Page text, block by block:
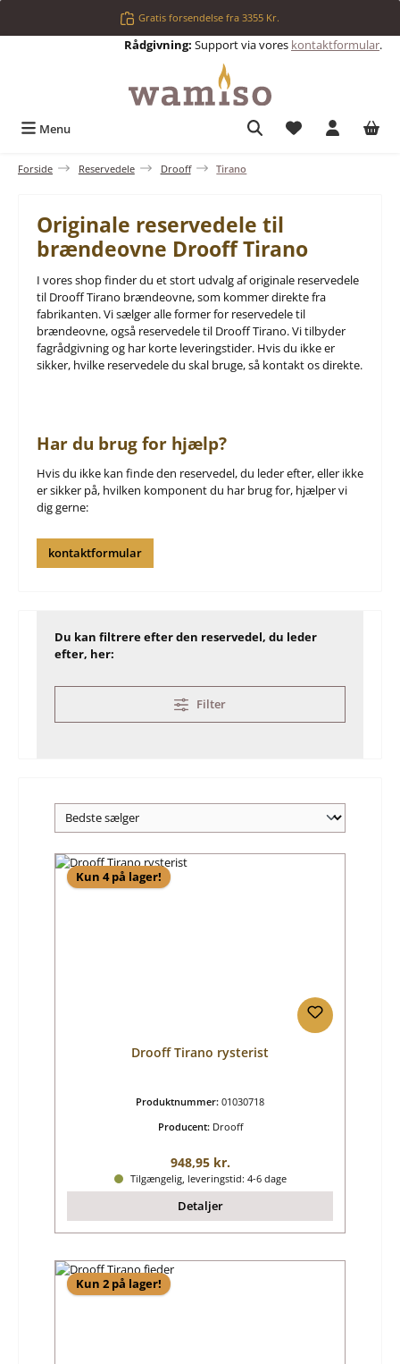
Gratis forsendelse fra 3355 Kr.
Rådgivning: Support via vores kontaktformular.
Menu Du har 0
Forside Reservedele Drooff Tirano
Originale reservedele til
brændeovne Drooff Tirano
I vores shop finder du et stort udvalg af originale reservedele
til Drooff Tirano brændeovne, som kommer direkte fra
fabrikanten. Vi sælger alle former for reservedele til
brændeovne, også reservedele til Drooff Tirano. Vi tilbyder
fagrådgivning og har korte leveringstider. Hvis du ikke er
sikker, hvilke reservedele du skal bruge, så kontakt os direkte.
Har du brug for hjælp?
Hvis du ikke kan finde den reservedel, du leder efter, eller ikke
er sikker på, hvilken komponent du har brug for, hjælper vi
dig gerne:
kontaktformular
Du kan filtrere efter den reservedel, du leder
efter, her:
Filter
Kun 4 på lager!
Drooff Tirano rysterist
Produktnummer: 01030718
Producent: Drooff
Almindelig pris:
948,95 kr.
Tilgængelig, leveringstid: 4-6 dage
Detaljer
Kun 2 på lager!